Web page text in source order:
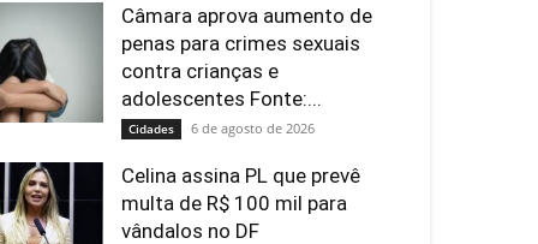
Câmara aprova aumento de
penas para crimes sexuais
contra crianças e
adolescentes Fonte:...
Cidades 6 de agosto de 2026
Celina assina PL que prevê
multa de R$ 100 mil para
vândalos no DF